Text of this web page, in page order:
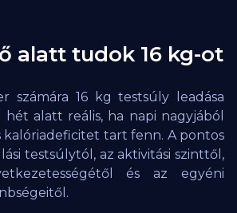
alatt tudok 16 kg-ot
számára 16 kg testsúly leadása
hét alatt reális, ha napi nagyjából
kalóriadeficitet tart fenn. A pontos
testsúlytól, az aktivitási szinttől,
és az egyéni